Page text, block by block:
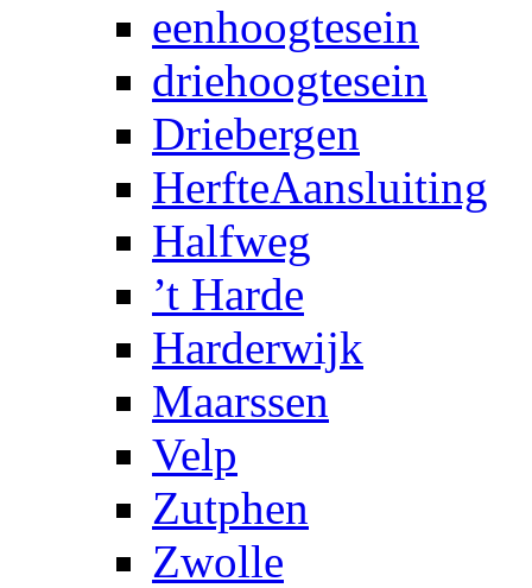
eenhoogtesein
driehoogtesein
Driebergen
HerfteAansluiting
Halfweg
’t Harde
Harderwijk
Maarssen
Velp
Zutphen
Zwolle